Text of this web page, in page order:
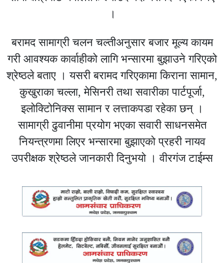
।
बरामद सामाग्री चलन चल्तीअनुसार बजार मूल्य कायम
गरी आवश्यक कार्वाहीको लागि भन्सारमा बुझाउने गरिएको
श्रेष्ठले बताए । यसरी बरामद गरिएकामा किराना सामान,
कुखुराका चल्ला, मेसिनरी तथा सवारीका पार्टपूर्जा,
इलोक्टिोनिक्स सामान र लत्ताकपडा रहेका छन् ।
सामाग्री ढुवानीमा प्रयोग भएका सवारी साधनसमेत
नियन्त्रणमा लिएर भन्सारमा बुझाएको प्रहरी नायव
उपरीक्षक श्रेष्ठले जानकारी दिनुभयो । वीरगंज टाईम्स